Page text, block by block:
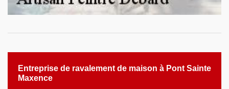
Entreprise de ravalement de maison à Pont Sainte
Maxence